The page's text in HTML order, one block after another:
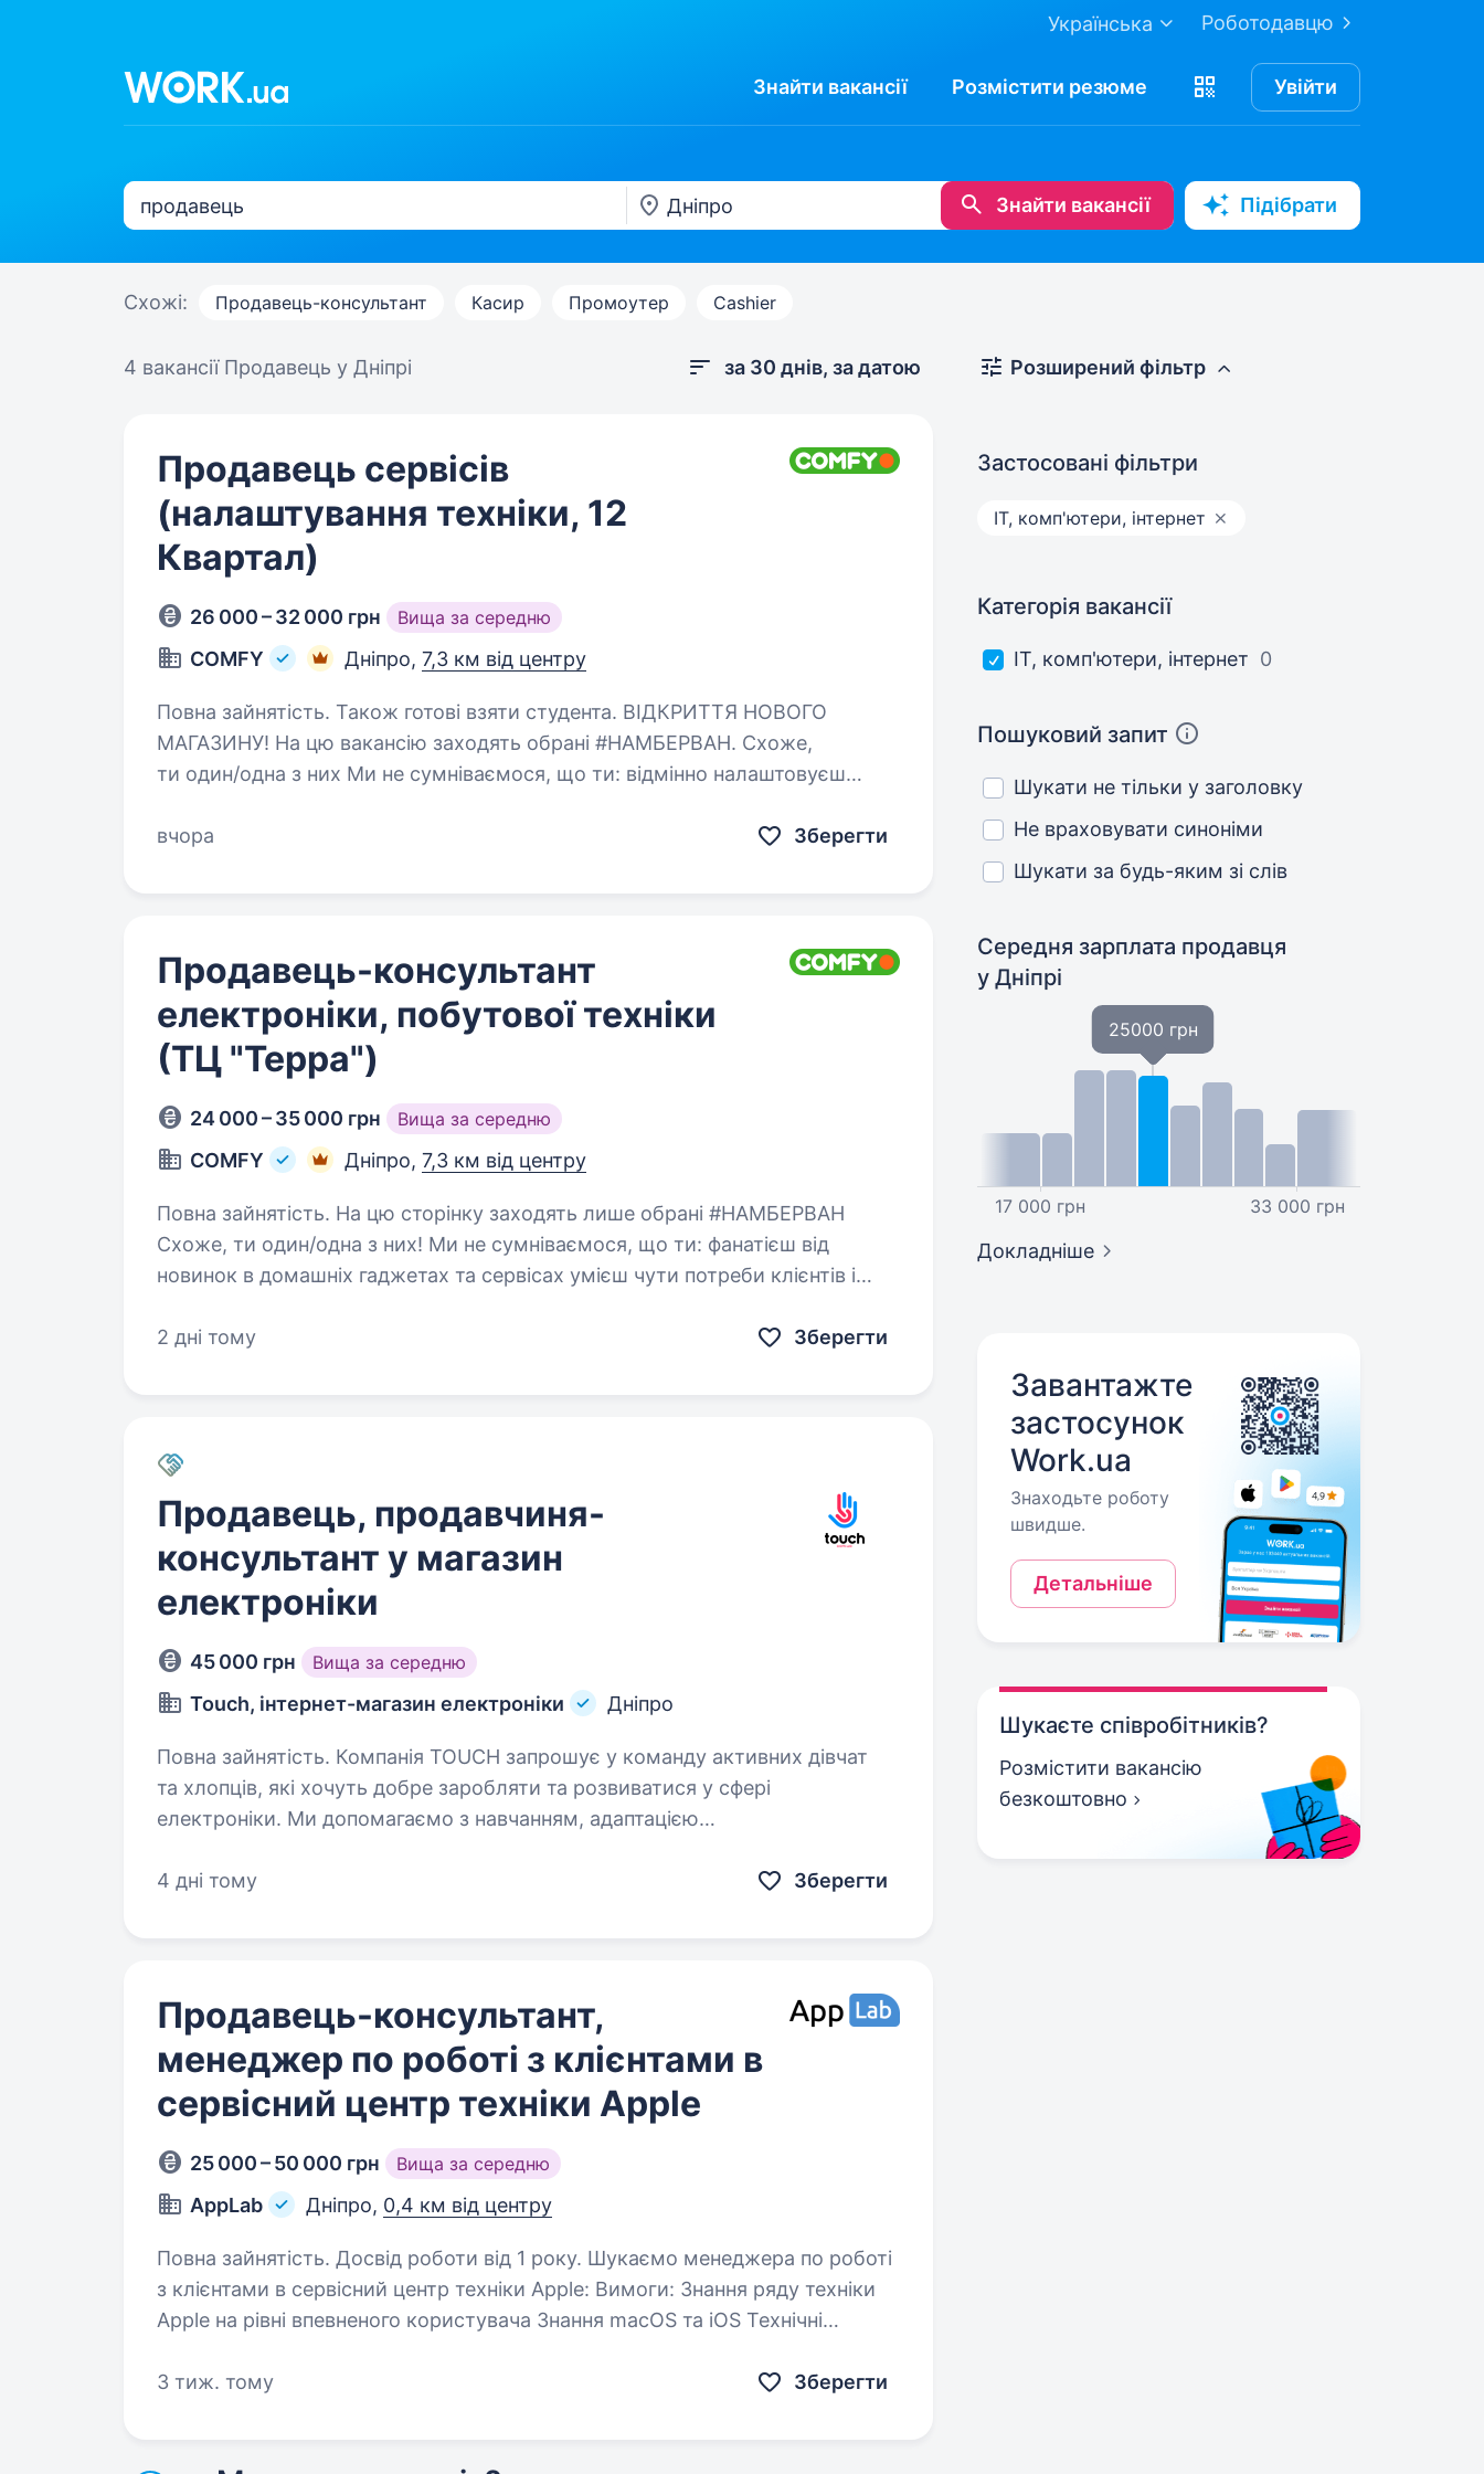
Роботодавцю
Українська
Знайти вакансії Розмістити резюме Увійти
Знайти вакансії Підібрати
Схожі: Продавець-консультант Касир Промоутер Cashier
4 вакансії Продавець у Дніпрі за 30 днів, за датою
Продавець сервісів
(налаштування техніки, 12
Квартал)
26 000 – 32 000 грн Вища за середню
COMFY Дніпро, 7,3 км від центру
Повна зайнятість. Також готові взяти студента. ВІДКРИТТЯ НОВОГО
МАГАЗИНУ! На цю вакансію заходять обрані #НАМБЕРВАН. Схоже,
ти один/одна з них Ми не сумніваємося, що ти: відмінно налаштовуєш
купівлею…
вчора Зберегти
Продавець-консультант
електроніки, побутової техніки
(ТЦ "Терра")
24 000 – 35 000 грн Вища за середню
COMFY Дніпро, 7,3 км від центру
Повна зайнятість. На цю сторінку заходять лише обрані #НАМБЕРВАН
Схоже, ти один/одна з них! Ми не сумніваємося, що ти: фанатієш від
новинок в домашніх гаджетах та сервісах умієш чути потреби клієнтів і
2 дні тому
Зберегти
Продавець, продавчиня-
консультант у магазин
електроніки
45 000 грн Вища за середню
Touch, інтернет-магазин електроніки Дніпро
Повна зайнятість. Компанія TOUCH запрошує у команду активних дівчат
та хлопців, які хочуть добре заробляти та розвиватися у сфері
електроніки. Ми допомагаємо з навчанням, адаптацією
4 дні тому
Зберегти
Продавець-консультант,
менеджер по роботі з клієнтами в
сервісний центр техніки Apple
25 000 – 50 000 грн Вища за середню
AppLab Дніпро, 0,4 км від центру
Повна зайнятість. Досвід роботи від 1 року. Шукаємо менеджера по роботі
з клієнтами в сервісний центр техніки Apple: Вимоги: Знання ряду техніки
Apple на рівні впевненого користувача Знання macOS та iOS Технічні
3 тиж. тому
Зберегти
Розширений фільтр
Застосовані фільтри
IT, комп'ютери, інтернет
Категорія вакансії
IT, комп'ютери, інтернет 0
Пошуковий запит
Шукати не тільки у заголовку
Не враховувати синоніми
Шукати за будь-яким зі слів
Середня зарплата продавця
у Дніпрі
17 000 грн
25000 грн
33 000 грн
Докладніше
Завантажте
застосунок
Work.ua
Знаходьте роботу
швидше.
Детальніше
Шукаєте співробітників?
Розмістити вакансію
безкоштовно